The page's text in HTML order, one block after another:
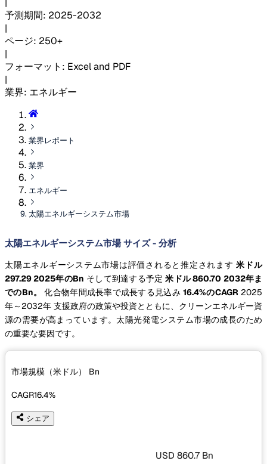
予測期間: 2025-2032
|
ページ: 250+
|
フォーマット : Excel and PDF
|
業界: エネルギー
業界レポート
業界
エネルギー
太陽エネルギーシステム市場
太陽エネルギーシステム市場 サイズ - 分析
太陽エネルギーシステム市場は評価されると推定されます米ドル
297.29 2025年のBn そして到達する予定米ドル 860.70 2032年ま
でのBn。
化合物年間成長率で成長する見込み16.4%のCAGR 2025
年～2032年 支援政府の政策や投資とともに、クリーンエネルギー資
源の需要が高まっています。太陽光発電システム市場の成長のため
の重要な要因です。
市場規模（米ドル） Bn
CAGR16.4%
シェア
USD 860.7 Bn